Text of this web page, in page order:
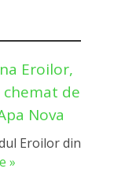
Eroilor,
de
Nova
Eroilor din
»